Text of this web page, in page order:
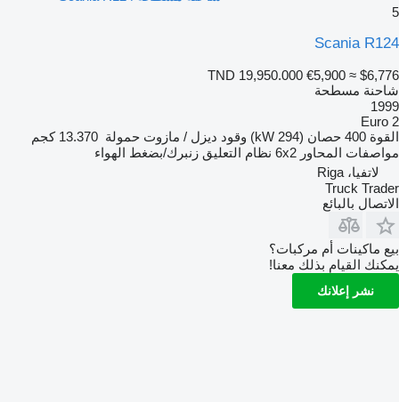
5
Scania R124
TND 19,950.000 €5,900 ≈ $6,776
شاحنة مسطحة
1999
Euro 2
القوة 400 حصان (294 kW) وقود ديزل / مازوت حمولة 13.370 كجم
مواصفات المحاور 6x2 نظام التعليق زنبرك/بضغط الهواء
لاتفيا، Riga
Truck Trader
الاتصال بالبائع
بيع ماكينات أم مركبات؟
يمكنك القيام بذلك معنا!
نشر إعلانك